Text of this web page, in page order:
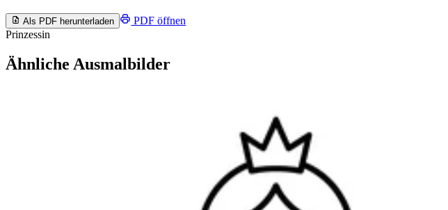
Als PDF herunterladen
PDF öffnen
Prinzessin
Ähnliche Ausmalbilder